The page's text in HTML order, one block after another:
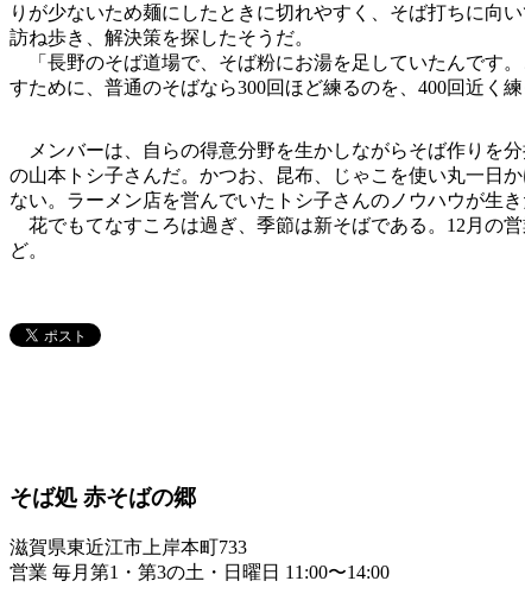
りが少ないため麺にしたときに切れやすく、そば打ちに
訪ね歩き、解決策を探したそうだ。
「長野のそば道場で、そば粉にお湯を足していたんです
すために、普通のそばなら300回ほど練るのを、400回近く練
メンバーは、自らの得意分野を生かしながらそば作りを
の山本トシ子さんだ。かつお、昆布、じゃこを使い丸一日
ない。ラーメン店を営んでいたトシ子さんのノウハウが生き
花でもてなすころは過ぎ、季節は新そばである。12月の
ど。
そば処 赤そばの郷
滋賀県東近江市上岸本町733
営業 毎月第1・第3の土・日曜日 11:00〜14:00